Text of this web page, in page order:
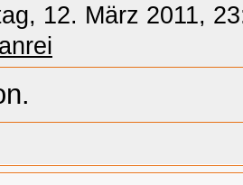
12. März 2011,